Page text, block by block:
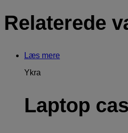
Relaterede
Læs mere
Ykra
Laptop